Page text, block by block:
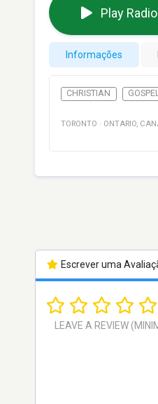
Play Radio
Informações
CHRISTIAN
TORONTO · ONTARIO,
Escrever uma